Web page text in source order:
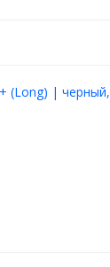
(Long) | черный,